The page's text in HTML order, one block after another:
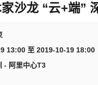
沙龙 “云+端”
13:00 至 2019-10-19 18:00
- 阿里中心T3